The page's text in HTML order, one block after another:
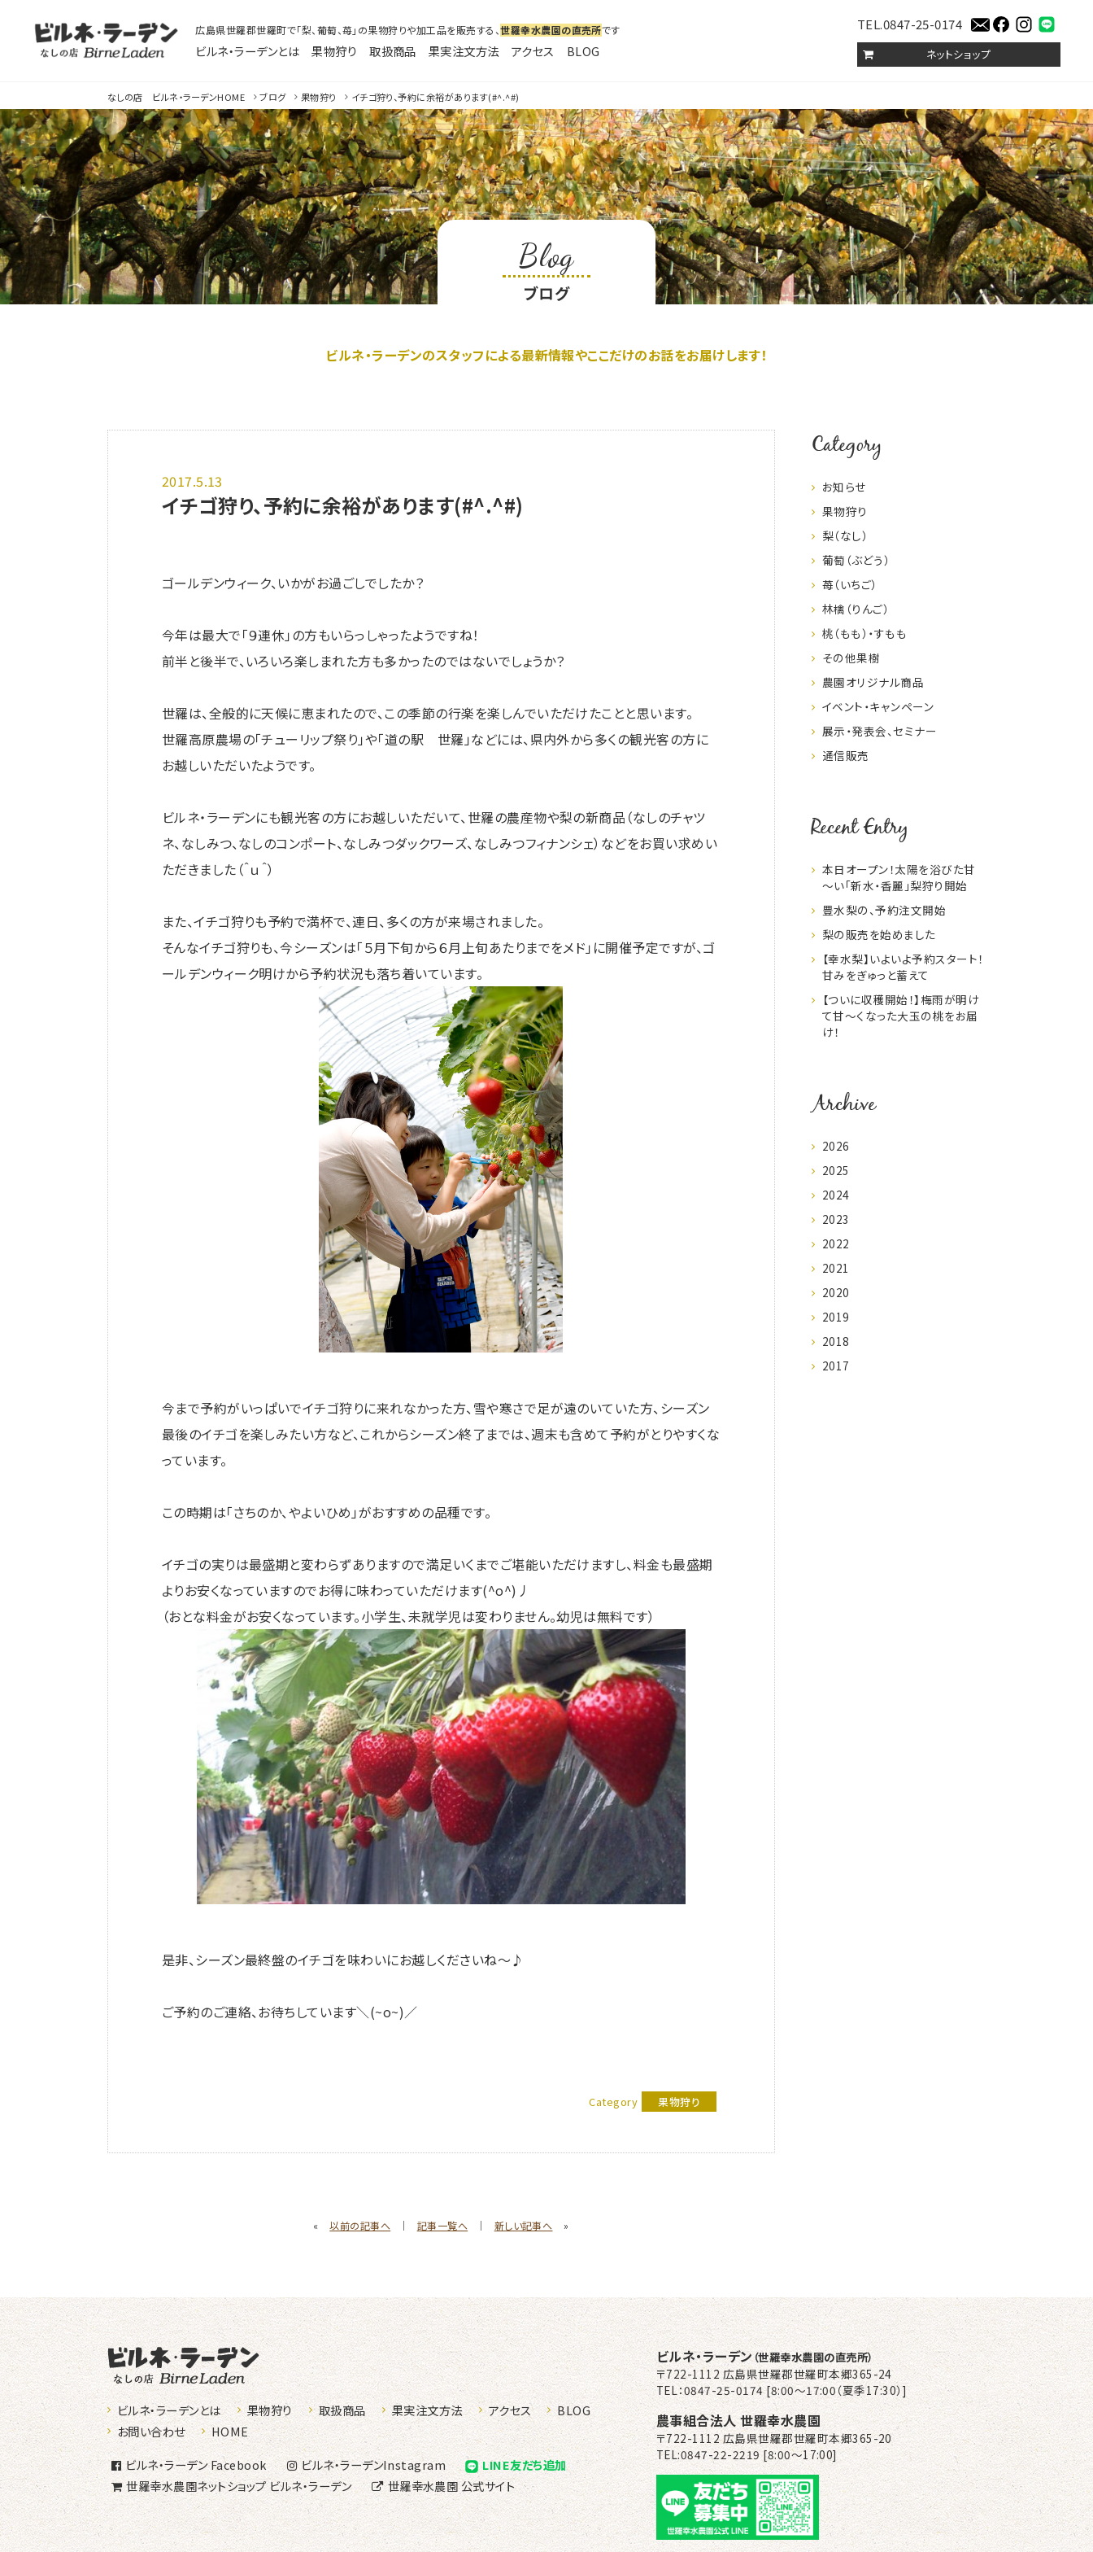
広島県世羅郡世羅町で「梨、葡萄、苺」の果物狩りや加工品を販売する、世羅幸水農園の直売所です
ビルネ・ラーデンとは 果物狩り 取扱商品 果実注文方法 アクセス BLOG
TEL.0847-25-0174
ネットショップ
なしの店 ビルネ・ラーデンHOME ブログ 果物狩り イチゴ狩り、予約に余裕があります(#^.^#)
Blog
ブログ
ビルネ・ラーデンのスタッフによる最新情報やここだけのお話をお届けします！
2017.5.13
イチゴ狩り、予約に余裕があります(#^.^#)
ゴールデンウィーク、いかがお過ごしでしたか？
今年は最大で「９連休」の方もいらっしゃったようですね！
前半と後半で、いろいろ楽しまれた方も多かったのではないでしょうか？
世羅は、全般的に天候に恵まれたので、この季節の行楽を楽しんでいただけたことと思います。
世羅高原農場の「チューリップ祭り」や「道の駅 世羅」などには、県内外から多くの観光客の方に
お越しいただいたようです。
ビルネ・ラーデンにも観光客の方にお越しいただいて、世羅の農産物や梨の新商品（なしのチャツ
ネ、なしみつ、なしのコンポート、なしみつダックワーズ、なしみつフィナンシェ）などをお買い求めい
ただきました（＾ｕ＾）
また、イチゴ狩りも予約で満杯で、連日、多くの方が来場されました。
そんなイチゴ狩りも、今シーズンは「５月下旬から６月上旬あたりまでをメド」に開催予定ですが、ゴ
ールデンウィーク明けから予約状況も落ち着いています。
今まで予約がいっぱいでイチゴ狩りに来れなかった方、雪や寒さで足が遠のいていた方、シーズン
最後のイチゴを楽しみたい方など、これからシーズン終了までは、週末も含めて予約がとりやすくな
っています。
この時期は「さちのか、やよいひめ」がおすすめの品種です。
イチゴの実りは最盛期と変わらずありますので満足いくまでご堪能いただけますし、料金も最盛期
よりお安くなっていますのでお得に味わっていただけます(^o^)丿
（おとな料金がお安くなっています。小学生、未就学児は変わりません。幼児は無料です）
是非、シーズン最終盤のイチゴを味わいにお越しくださいね～♪
ご予約のご連絡、お待ちしています＼(~o~)／
Category 果物狩り
« 以前の記事へ ｜ 記事一覧へ ｜ 新しい記事へ »
お知らせ
果物狩り
梨（なし）
葡萄（ぶどう）
苺（いちご）
林檎（りんご）
桃（もも）・すもも
その他果樹
農園オリジナル商品
イベント・キャンペーン
展示・発表会、セミナー
通信販売
本日オープン！太陽を浴びた甘
～い「新水・香麗」梨狩り開始
豊水梨の、予約注文開始
梨の販売を始めました
【幸水梨】いよいよ予約スタート！
甘みをぎゅっと蓄えて
【ついに収穫開始！】梅雨が明け
て甘～くなった大玉の桃をお届
け！
2026
2025
2024
2023
2022
2021
2020
2019
2018
2017
なしの店ビルネラーデン
ビルネ・ラーデンとは 果物狩り 取扱商品 果実注文方法 アクセス
BLOG
お問い合わせ
HOME
ビルネ・ラーデンFacebook ビルネ・ラーデンInstagram
LINE友だち追加
世羅幸水農園ネットショップビルネ・ラーデン 世羅幸水農園公式サイト
ビルネ・ラーデン（世羅幸水農園の直売所）
〒722-1112 広島県世羅郡世羅町本郷365-24
TEL：0847-25-0174 [8:00～17:00（夏季17:30）]
農事組合法人 世羅幸水農園
〒722-1112 広島県世羅郡世羅町本郷365-20
TEL:0847-22-2219 [8:00〜17:00]